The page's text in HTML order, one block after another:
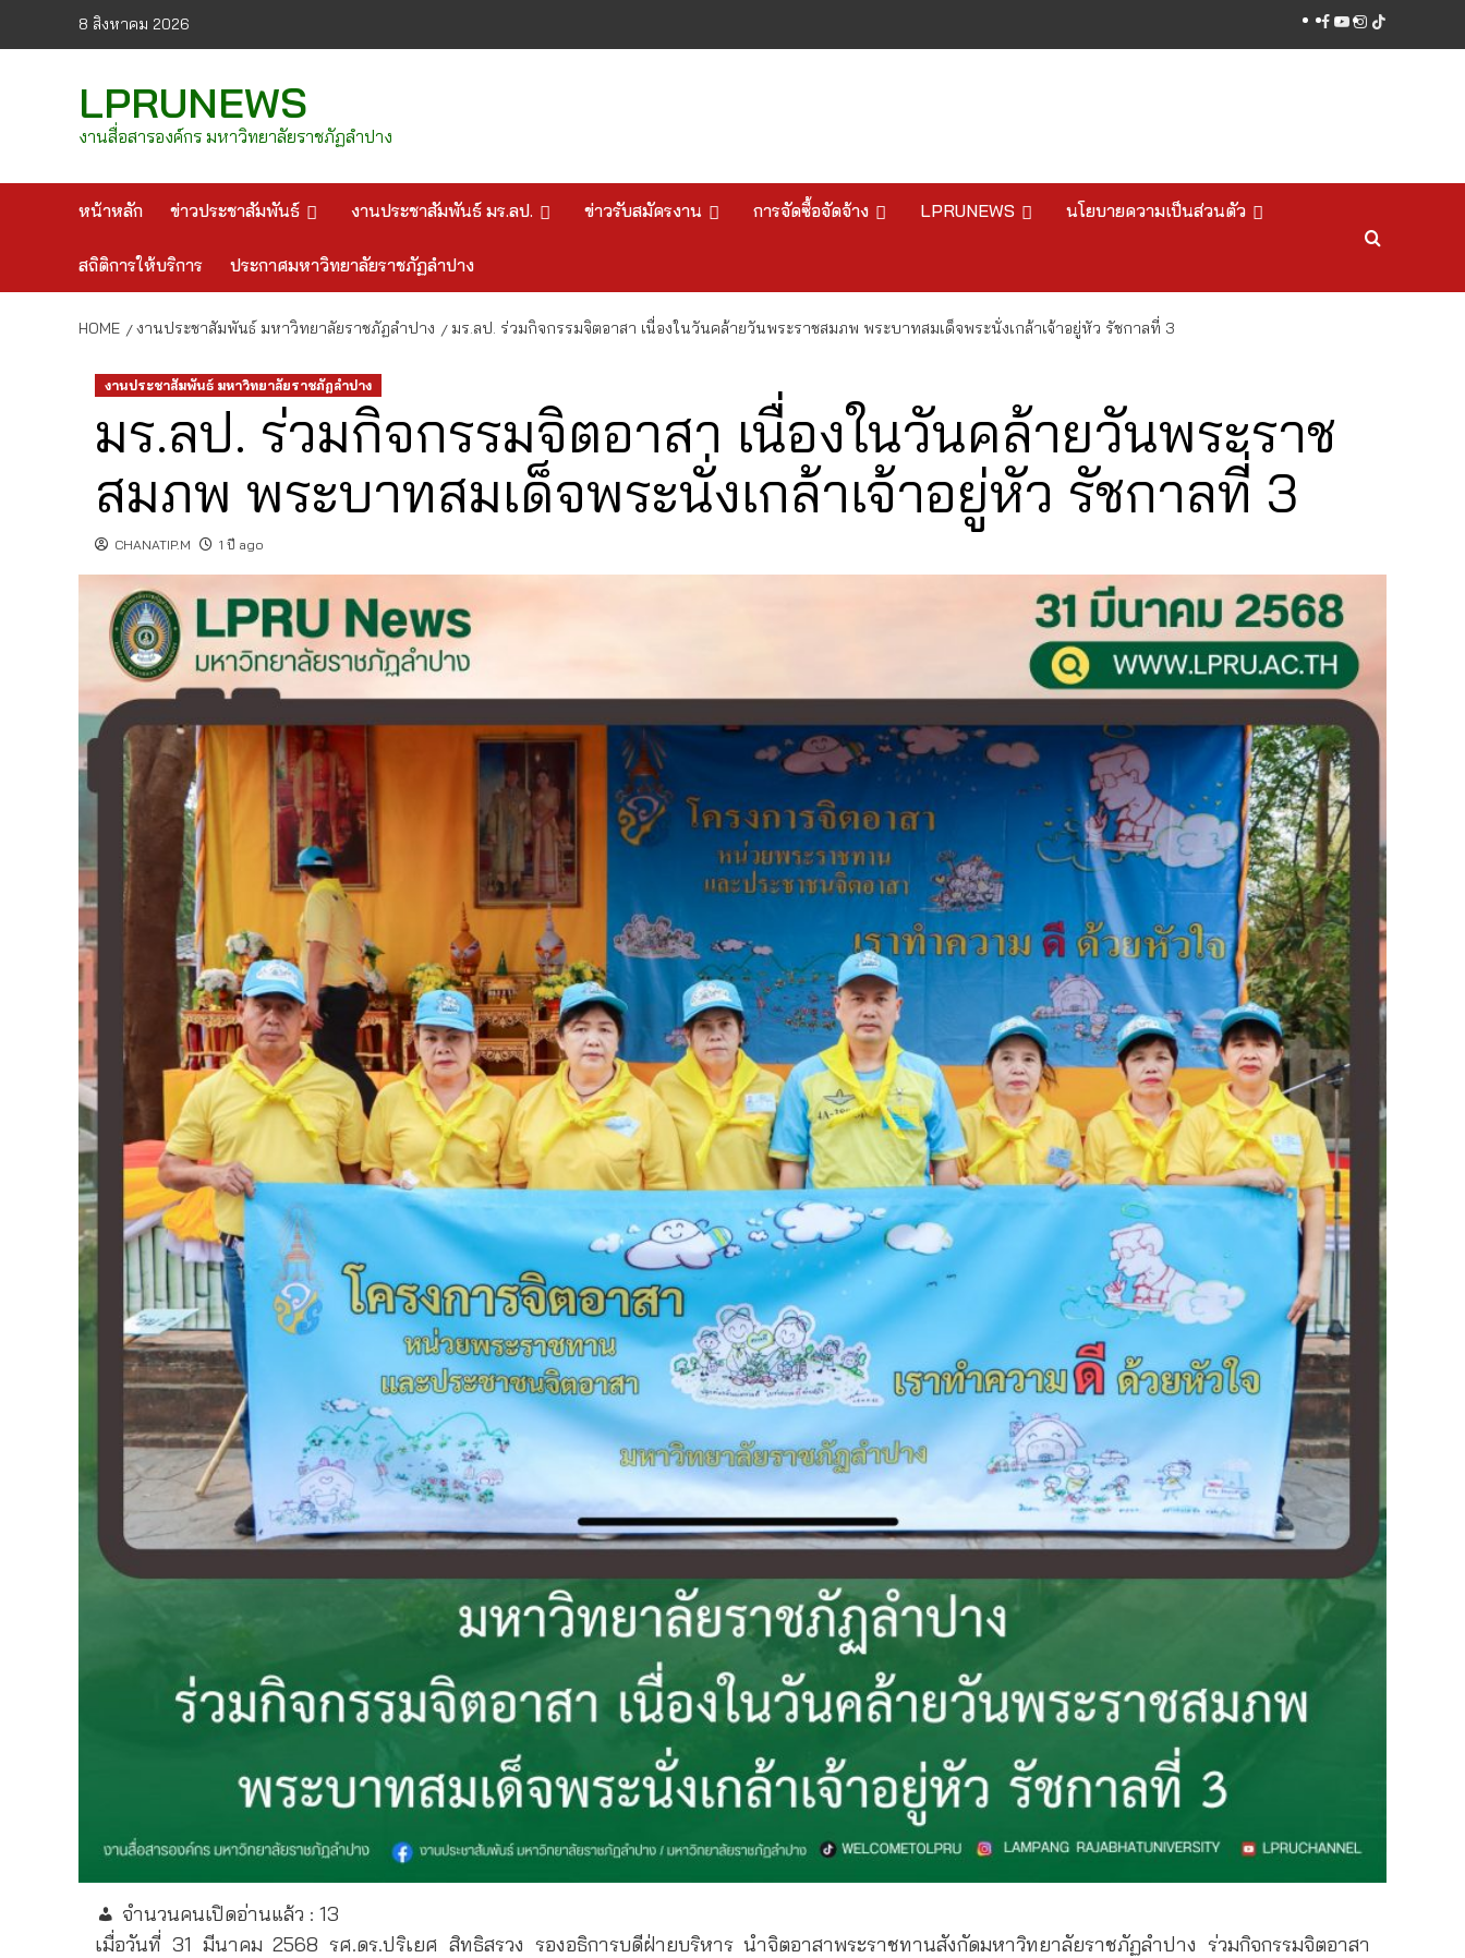
8 สิงหาคม 2026 facebook
youtube
instagram
tiktok
LPRUNEWS
งานสื่อสารองค์กร มหาวิทยาลัยราชภัฏลำปาง
หน้าหลัก ข่าวประชาสัมพันธ์ งานประชาสัมพันธ์ มร.ลป. ข่าวรับสมัครงาน การจัดซื้อจัดจ้าง LPRUNEWS นโยบายความเป็นส่วนตัว
สถิติการให้บริการ ประกาศมหาวิทยาลัยราชภัฏลำปาง
HOME งานประชาสัมพันธ์ มหาวิทยาลัยราชภัฏลำปาง มร.ลป. ร่วมกิจกรรมจิตอาสา เนื่องในวันคล้ายวันพระราชสมภพ พระบาทสมเด็จพระนั่งเกล้าเจ้าอยู่หัว รัชกาลที่ 3
งานประชาสัมพันธ์ มหาวิทยาลัยราชภัฏลำปาง
มร.ลป. ร่วมกิจกรรมจิตอาสา เนื่องในวันคล้ายวันพระราช
สมภพ พระบาทสมเด็จพระนั่งเกล้าเจ้าอยู่หัว รัชกาลที่ 3
CHANATIP.M 1 ปี ago
จำนวนคนเปิดอ่านแล้ว : 13
เมื่อวันที่ 31 มีนาคม 2568 รศ.ดร.ปริเยศ สิทธิสรวง รองอธิการบดีฝ่ายบริหาร นำจิตอาสาพระราชทานสังกัดมหาวิทยาลัยราชภัฏลำปาง ร่วมกิจกรรมจิตอาสา